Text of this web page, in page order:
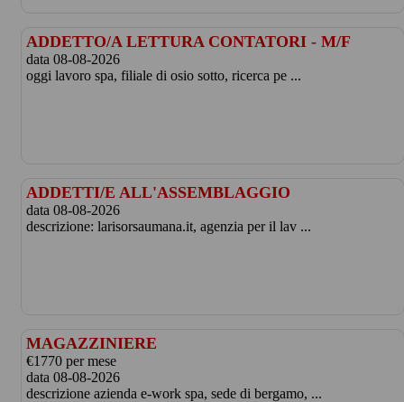
ADDETTO/A LETTURA CONTATORI - M/F
data 08-08-2026
oggi lavoro spa, filiale di osio sotto, ricerca pe ...
ADDETTI/E ALL'ASSEMBLAGGIO
data 08-08-2026
descrizione: larisorsaumana.it, agenzia per il lav ...
MAGAZZINIERE
€1770 per mese
data 08-08-2026
descrizione azienda e-work spa, sede di bergamo, ...